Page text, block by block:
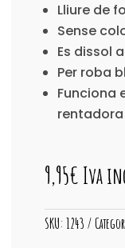
Lliure de
Sense
Es dissol
Per roba
Funciona
rentadora
9,95€ Iva
SKU:1243